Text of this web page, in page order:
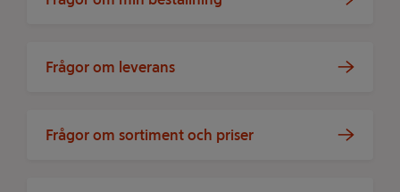
Frågor om leverans
Frågor om sortiment och priser